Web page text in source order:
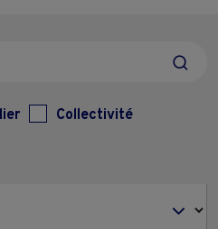
Collectivité